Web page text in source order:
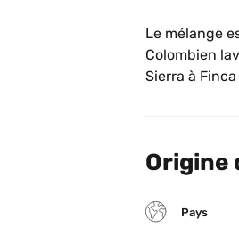
Le mélange
Colombien
Sierra à
Bourbon.
La tasse qui
grillés.
Origine
Pays